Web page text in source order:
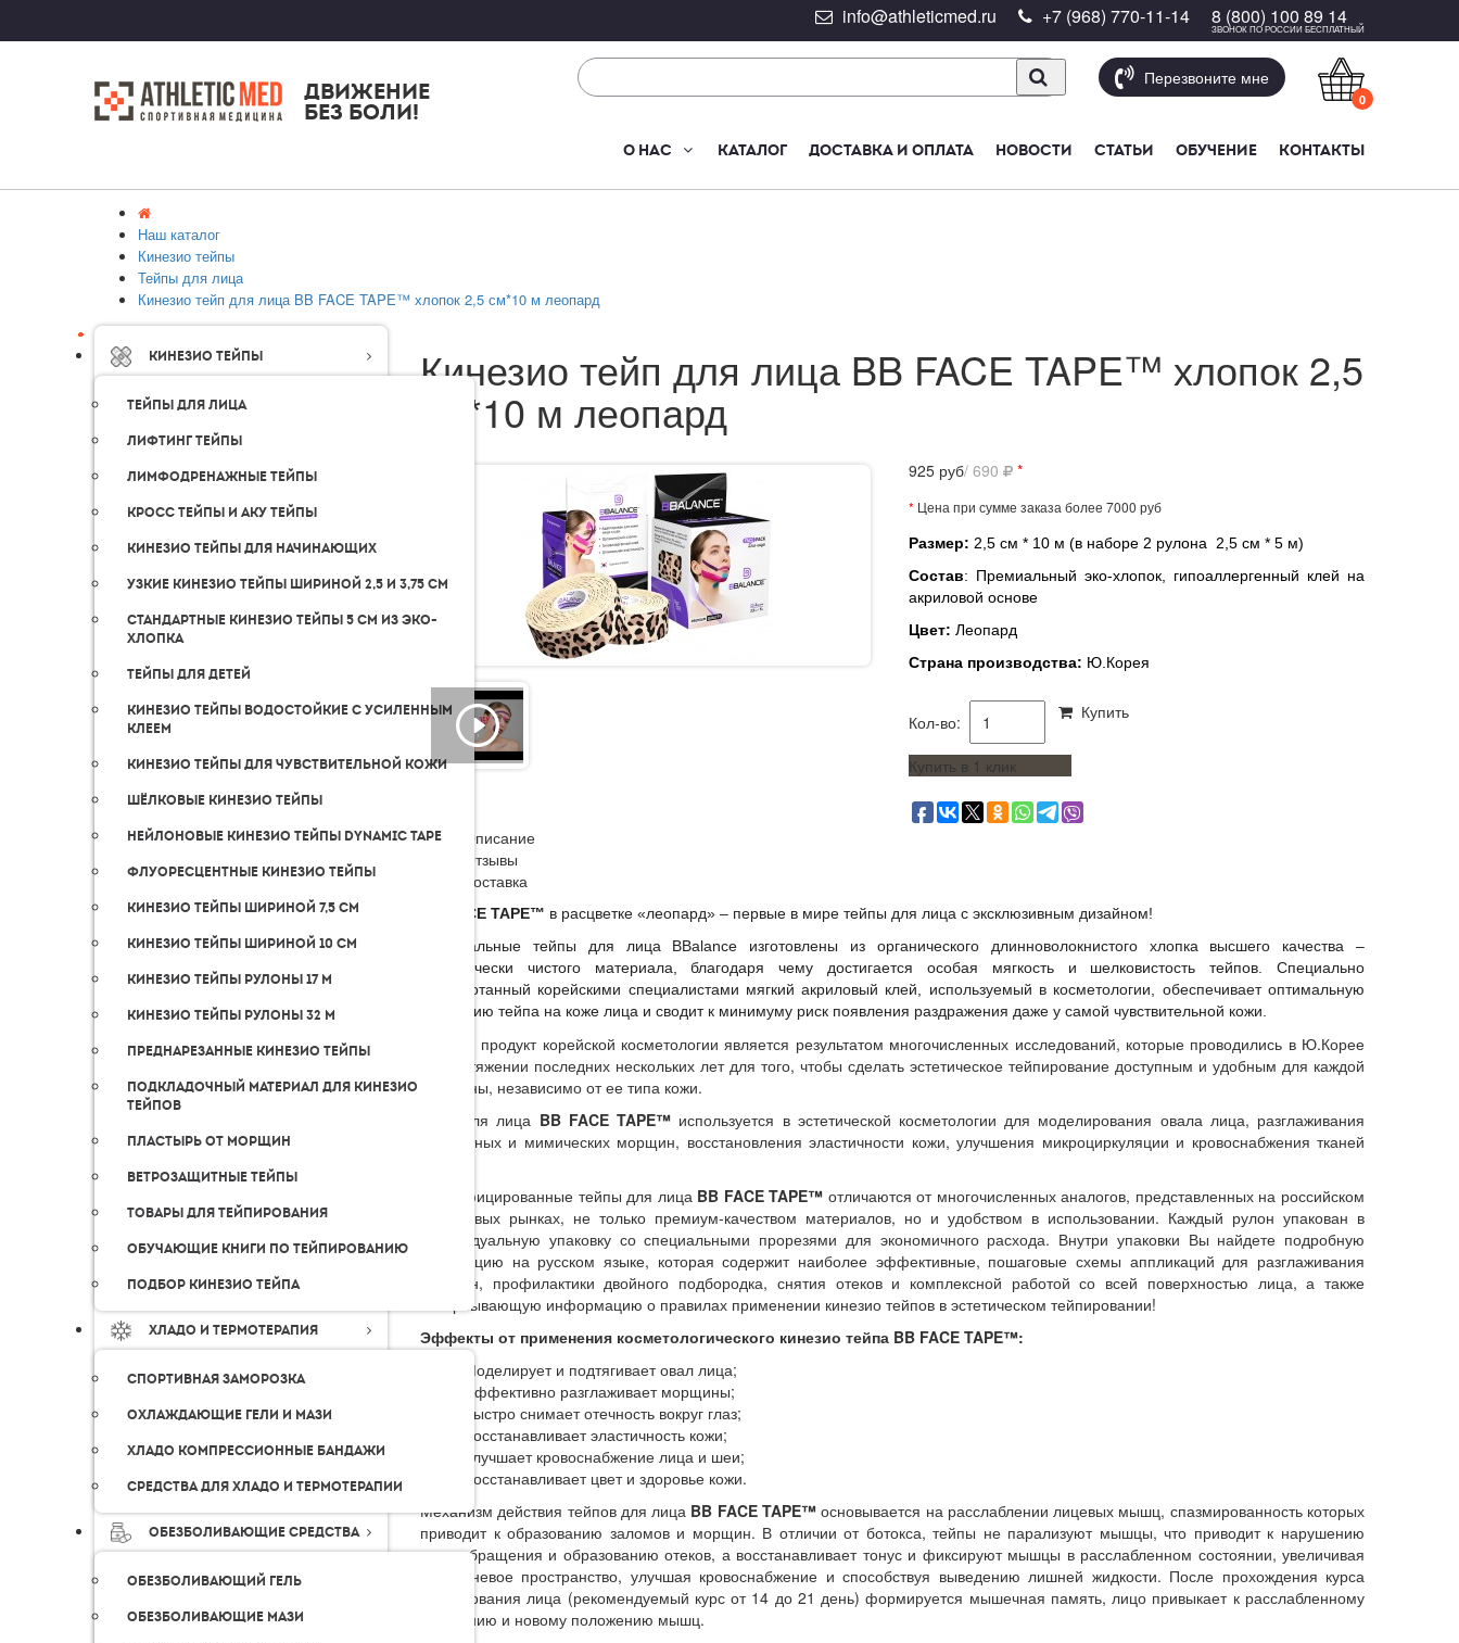
info@athleticmed.ru +7 (968) 770-11-14 8 (800) 100 89 14
ЗВОНОК ПО РОССИИ БЕСПЛАТНЫЙ
ДВИЖЕНИЕ
БЕЗ БОЛИ!
Перезвоните мне
0
О НАС КАТАЛОГ ДОСТАВКА И ОПЛАТА НОВОСТИ СТАТЬИ ОБУЧЕНИЕ КОНТАКТЫ
Наш каталог
Кинезио тейпы
Тейпы для лица
Кинезио тейп для лица BB FACE TAPE™ хлопок 2,5 см*10 м леопард
Кинезио тейп для лица BB FACE TAPE™ хлопок 2,5
см*10 м леопард
925 руб/ 690 *
* Цена при сумме заказа более 7000 руб
Размер: 2,5 см * 10 м (в наборе 2 рулона 2,5 см * 5 м)
Состав: Премиальный эко-хлопок, гипоаллергенный клей на
акриловой основе
Цвет: Леопард
Страна производства: Ю.Корея
Кол-во: Купить
Купить в 1 клик
Описание
Отзывы
Доставка
BB FACE TAPE™ в расцветке «леопард» – первые в мире тейпы для лица с эксклюзивным дизайном!
Премиальные тейпы для лица BBalance изготовлены из органического длинноволокнистого хлопка высшего качества –
экологически чистого материала, благодаря чему достигается особая мягкость и шелковистость тейпов. Специально
разработанный корейскими специалистами мягкий акриловый клей, используемый в косметологии, обеспечивает оптимальную
фиксацию тейпа на коже лица и сводит к минимуму риск появления раздражения даже у самой чувствительной кожи.
Данный продукт корейской косметологии является результатом многочисленных исследований, которые проводились в Ю.Корее
на протяжении последних нескольких лет для того, чтобы сделать эстетическое тейпирование доступным и удобным для каждой
женщины, независимо от ее типа кожи.
Тейп для лица BB FACE TAPE™ используется в эстетической косметологии для моделирования овала лица, разглаживания
возрастных и мимических морщин, восстановления эластичности кожи, улучшения микроциркуляции и кровоснабжения тканей
Сертифицированные тейпы для лица BB FACE TAPE™ отличаются от многочисленных аналогов, представленных на российском
и мировых рынках, не только премиум-качеством материалов, но и удобством в использовании. Каждый рулон упакован в
индивидуальную упаковку со специальными прорезями для экономичного расхода. Внутри упаковки Вы найдете подробную
инструкцию на русском языке, которая содержит наиболее эффективные, пошаговые схемы аппликаций для разглаживания
морщин, профилактики двойного подбородка, снятия отеков и комплексной работой со всей поверхностью лица, а также
исчерпывающую информацию о правилах применении кинезио тейпов в эстетическом тейпировании!
Эффекты от применения косметологического кинезио тейпа BB FACE TAPE™:
Моделирует и подтягивает овал лица;
Эффективно разглаживает морщины;
Быстро снимает отечность вокруг глаз;
Восстанавливает эластичность кожи;
Улучшает кровоснабжение лица и шеи;
Восстанавливает цвет и здоровье кожи.
Механизм действия тейпов для лица BB FACE TAPE™ основывается на расслаблении лицевых мышц, спазмированность которых
приводит к образованию заломов и морщин. В отличии от ботокса, тейпы не парализуют мышцы, что приводит к нарушению
кровообращения и образованию отеков, а восстанавливает тонус и фиксируют мышцы в расслабленном состоянии, увеличивая
межтканевое пространство, улучшая кровоснабжение и способствуя выведению лишней жидкости. После прохождения курса
тейпирования лица (рекомендуемый курс от 14 до 21 день) формируется мышечная память, лицо привыкает к расслабленному
состоянию и новому положению мышц.
Кинезио тейпы
Тейпы для лица
Лифтинг тейпы
Лимфодренажные тейпы
Кросс тейпы и аку тейпы
Кинезио тейпы для начинающих
Узкие кинезио тейпы шириной 2,5 и 3,75 см
Стандартные кинезио тейпы 5 см из эко-
хлопка
Тейпы для детей
Кинезио тейпы водостойкие с усиленным
клеем
Кинезио тейпы для чувствительной кожи
Шёлковые кинезио тейпы
Нейлоновые кинезио тейпы Dynamic Tape
Флуоресцентные кинезио тейпы
Кинезио тейпы шириной 7,5 cм
Кинезио тейпы шириной 10 см
Кинезио тейпы рулоны 17 м
Кинезио тейпы рулоны 32 м
Преднарезанные кинезио тейпы
Подкладочный материал для кинезио
тейпов
Пластырь от морщин
Ветрозащитные тейпы
Товары для тейпирования
Обучающие книги по тейпированию
Подбор кинезио тейпа
Хладо и термотерапия
Спортивная заморозка
Охлаждающие гели и мази
Хладо компрессионные бандажи
Средства для хладо и термотерапии
Обезболивающие средства
Обезболивающий гель
Обезболивающие мази